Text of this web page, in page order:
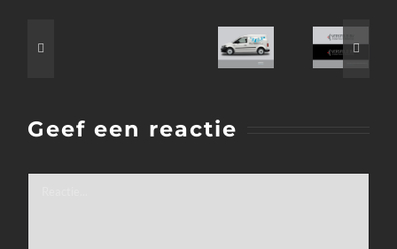
Geef een reactie